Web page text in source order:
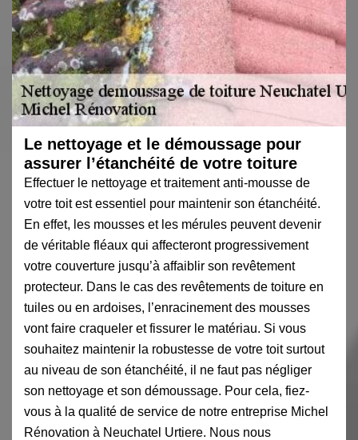
Le nettoyage et le démoussage pour
assurer l’étanchéité de votre toiture
Effectuer le nettoyage et traitement anti-mousse de
votre toit est essentiel pour maintenir son étanchéité.
En effet, les mousses et les mérules peuvent devenir
de véritable fléaux qui affecteront progressivement
votre couverture jusqu’à affaiblir son revêtement
protecteur. Dans le cas des revêtements de toiture en
tuiles ou en ardoises, l’enracinement des mousses
vont faire craqueler et fissurer le matériau. Si vous
souhaitez maintenir la robustesse de votre toit surtout
au niveau de son étanchéité, il ne faut pas négliger
son nettoyage et son démoussage. Pour cela, fiez-
vous à la qualité de service de notre entreprise Michel
Rénovation à Neuchatel Urtiere. Nous nous